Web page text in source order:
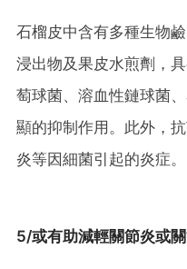
石榴皮中含有多種生物
浸出物及果皮水煎劑，
萄球菌、溶血性鏈球菌
顯的抑制作用。此外，
炎等因細菌引起的炎症。
5/或有助減輕關節炎或